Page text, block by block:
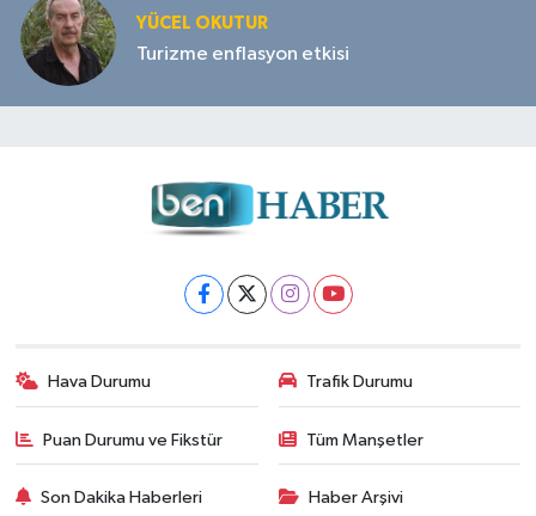
YÜCEL OKUTUR
Turizme enflasyon etkisi
Hava Durumu Trafik Durumu
Puan Durumu ve Fikstür Tüm Manşetler
Son Dakika Haberleri Haber Arşivi